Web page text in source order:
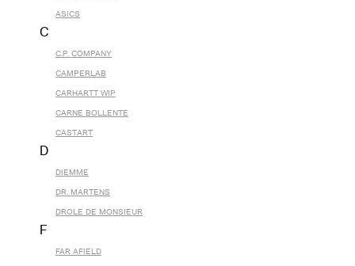
ASICS
C
C.P. COMPANY
CAMPERLAB
CARHARTT WIP
CARNE BOLLENTE
CASTART
D
DIEMME
DR. MARTENS
DROLE DE MONSIEUR
F
FAR AFIELD